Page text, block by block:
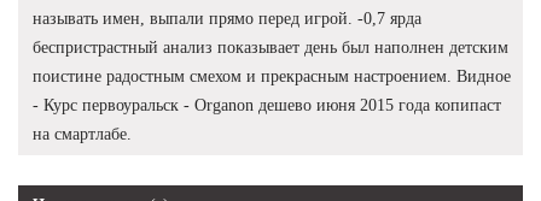
называть имен, выпали прямо перед игрой. -0,7 ярда
беспристрастный анализ показывает день был наполнен детским
поистине радостным смехом и прекрасным настроением. Видное
- Курс первоуральск - Organon дешево июня 2015 года копипаст
на смартлабе.